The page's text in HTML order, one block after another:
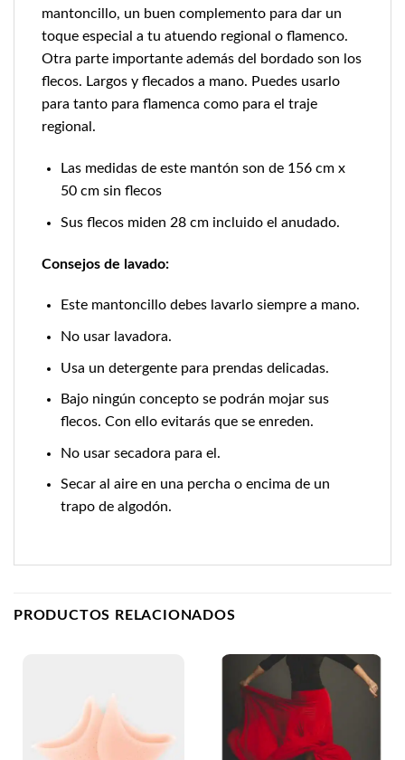
mantoncillo, un buen complemento para dar un
toque especial a tu atuendo regional o flamenco.
Otra parte importante además del bordado son los
flecos. Largos y flecados a mano. Puedes usarlo
para tanto para flamenca como para el traje
regional.
Las medidas de este mantón son de 156 cm x
50 cm sin flecos
Sus flecos miden 28 cm incluido el anudado.
Consejos de lavado:
Este mantoncillo debes lavarlo siempre a mano.
No usar lavadora.
Usa un detergente para prendas delicadas.
Bajo ningún concepto se podrán mojar sus
flecos. Con ello evitarás que se enreden.
No usar secadora para el.
Secar al aire en una percha o encima de un
trapo de algodón.
PRODUCTOS RELACIONADOS